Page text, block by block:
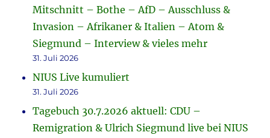
Mitschnitt – Bothe – AfD – Ausschluss &
Invasion – Afrikaner & Italien – Atom &
Siegmund – Interview & vieles mehr
31. Juli 2026
NIUS Live kumuliert
31. Juli 2026
Tagebuch 30.7.2026 aktuell: CDU –
Remigration & Ulrich Siegmund live bei NIUS